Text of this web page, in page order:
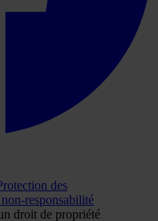
des
responsabilité
droit de propriété